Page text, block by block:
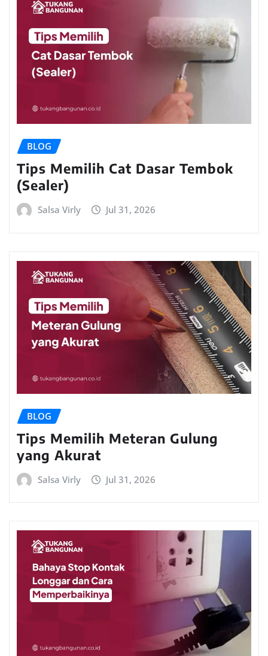
BLOG
Tips Memilih Cat Dasar Tembok
(Sealer)
Salsa Virly Jul 31, 2026
BLOG
Tips Memilih Meteran Gulung
yang Akurat
Salsa Virly Jul 31, 2026